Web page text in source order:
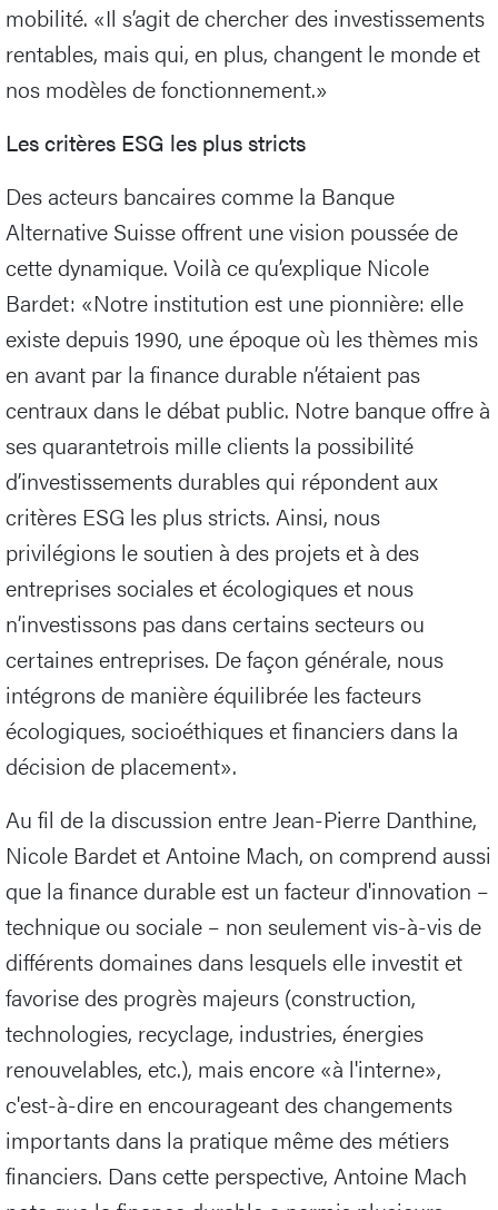
mobilité. «Il s’agit de chercher des investissements
rentables, mais qui, en plus, changent le monde et
nos modèles de fonctionnement.»
Les critères ESG les plus stricts
Des acteurs bancaires comme la Banque
Alternative Suisse offrent une vision poussée de
cette dynamique. Voilà ce qu’explique Nicole
Bardet: «Notre institution est une pionnière: elle
existe depuis 1990, une époque où les thèmes mis
en avant par la finance durable n’étaient pas
centraux dans le débat public. Notre banque offre à
ses quarantetrois mille clients la possibilité
d’investissements durables qui répondent aux
critères ESG les plus stricts. Ainsi, nous
privilégions le soutien à des projets et à des
entreprises sociales et écologiques et nous
n’investissons pas dans certains secteurs ou
certaines entreprises. De façon générale, nous
intégrons de manière équilibrée les facteurs
écologiques, socioéthiques et financiers dans la
décision de placement».
Au fil de la discussion entre Jean-Pierre Danthine,
Nicole Bardet et Antoine Mach, on comprend aussi
que la finance durable est un facteur d'innovation –
technique ou sociale – non seulement vis-à-vis de
différents domaines dans lesquels elle investit et
favorise des progrès majeurs (construction,
technologies, recyclage, industries, énergies
renouvelables, etc.), mais encore «à l'interne»,
c'est-à-dire en encourageant des changements
importants dans la pratique même des métiers
financiers. Dans cette perspective, Antoine Mach